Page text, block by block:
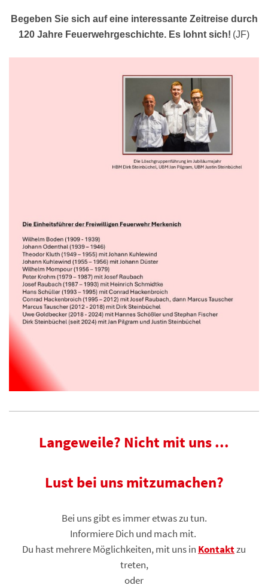
Begeben Sie sich auf eine interessante Zeitreise durch
120 Jahre Feuerwehrgeschichte. Es lohnt sich! (JF)
Langeweile? Nicht mit uns ...
Lust bei uns mitzumachen?
Bei uns gibt es immer etwas zu tun.
Informiere Dich und mach mit.
Du hast mehrere Möglichkeiten, mit uns in Kontaktzu
treten,
oder